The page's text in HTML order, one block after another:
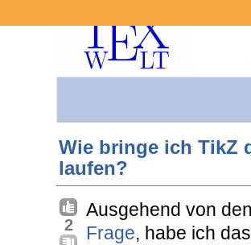
Wie bringe ich TikZ
laufen?
2
Ausgehend von
Frage, habe ich